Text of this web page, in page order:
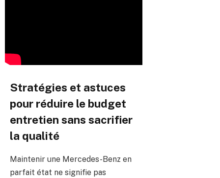
Stratégies et astuces
pour réduire le budget
entretien sans sacrifier
la qualité
Maintenir une Mercedes-Benz en
parfait état ne signifie pas